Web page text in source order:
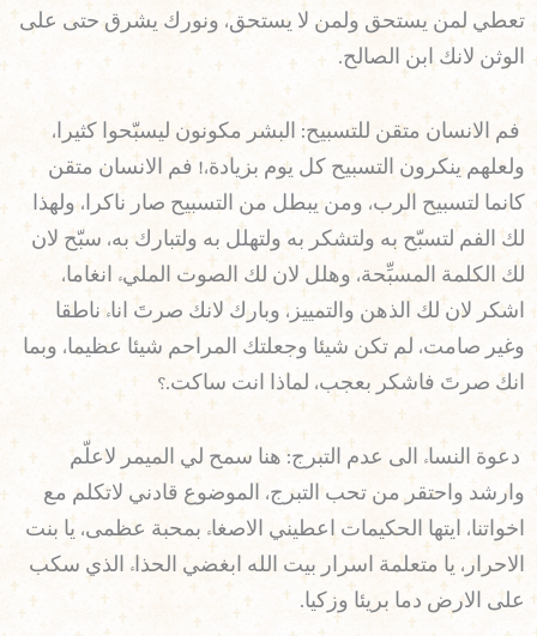
تعطي لمن يستحق ولمن لا يستحق، ونورك يشرق حتى على
الوثن لانك ابن الصالح.
فم الانسان متقن للتسبيح: البشر مكونون ليسبّحوا كثيرا،
ولعلهم ينكرون التسبيح كل يوم بزيادة،! فم الانسان متقن
كانما لتسبيح الرب، ومن يبطل من التسبيح صار ناكرا، ولهذا
لك الفم لتسبّح به ولتشكر به ولتهلل به ولتبارك به، سبّح لان
لك الكلمة المسبِّحة، وهلل لان لك الصوت المليء انغاما،
اشكر لان لك الذهن والتمييز، وبارك لانك صرتَ اناء ناطقا
وغير صامت، لم تكن شيئا وجعلتك المراحم شيئا عظيما، وبما
انك صرتَ فاشكر بعجب، لماذا انت ساكت.؟
دعوة النساء الى عدم التبرج: هنا سمح لي الميمر لاعلّم
وارشد واحتقر من تحب التبرج، الموضوع قادني لاتكلم مع
اخواتنا، ايتها الحكيمات اعطيني الاصغاء بمحبة عظمى، يا بنت
الاحرار، يا متعلمة اسرار بيت الله ابغضي الحذاء الذي سكب
على الارض دما بريئا وزكيا.